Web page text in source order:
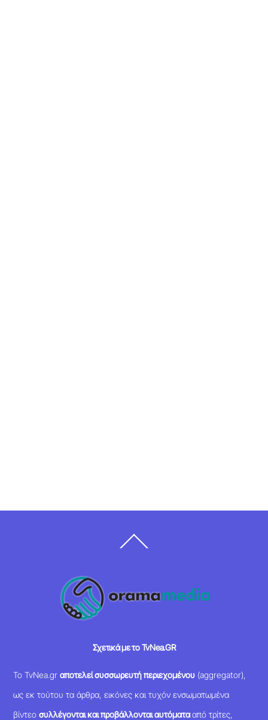
To
Σχετικά με το TvNea.GR
Το TvNea.grαποτελεί συσσωρευτή περιεχομένου (aggregator),
ως εκ τούτου τα άρθρα, εικόνες και τυχόν ενσωματωμένα
βίντεοσυλλέγονται και προβάλλονται αυτόματααπό τρίτες,